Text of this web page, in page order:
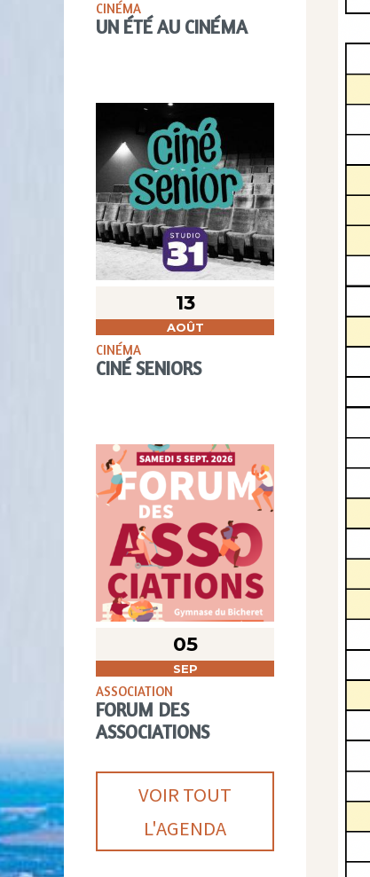
CINÉMA
UN ÉTÉ AU CINÉMA
13
AOÛT
CINÉMA
CINÉ SENIORS
05
SEP
ASSOCIATION
FORUM DES
ASSOCIATIONS
VOIR TOUT
L'AGENDA